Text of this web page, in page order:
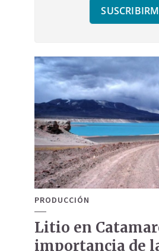
PRODUCCIÓN
Litio en
importancia de